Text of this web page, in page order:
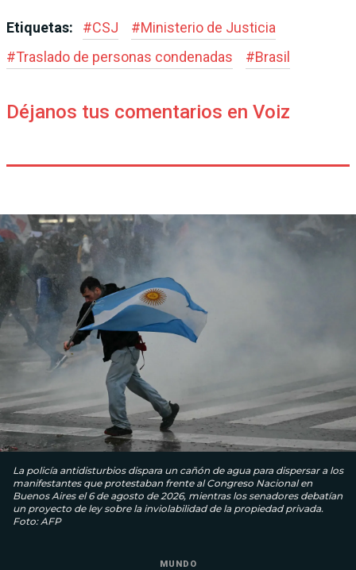
Etiquetas: #CSJ #Ministerio de Justicia
#Traslado de personas condenadas #Brasil
Déjanos tus comentarios en Voiz
La policía antidisturbios dispara un cañón de agua para dispersar a los
manifestantes que protestaban frente al Congreso Nacional en
Buenos Aires el 6 de agosto de 2026, mientras los senadores debatían
un proyecto de ley sobre la inviolabilidad de la propiedad privada.
Foto: AFP
MUNDO